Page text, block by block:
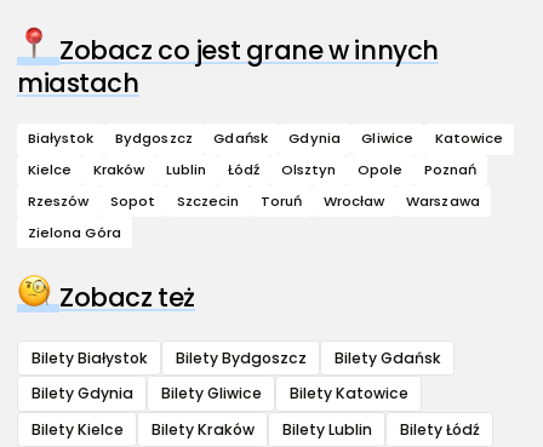
Zobacz co jest grane w innych
miastach
Białystok Bydgoszcz Gdańsk Gdynia Gliwice
Katowice
Kielce
Kraków Lublin Łódź Olsztyn Opole
Poznań
Rzeszów
Sopot Szczecin Toruń Wrocław
Warszawa
Zielona Góra
Zobacz też
Bilety Białystok Bilety Bydgoszcz
Bilety Gdańsk
Bilety Gdynia
Bilety Gliwice
Bilety Katowice
Bilety Kielce
Bilety Kraków Bilety Lublin
Bilety Łódź